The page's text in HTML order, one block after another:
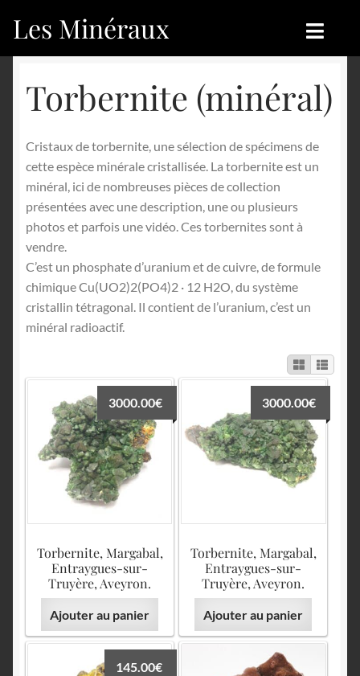
Aller
à
Aller
au
Les Minéraux
Catégories
Nouveautés
Achat
Mon compte
Français
Boutique
Nouveautés
Blog
Achat
Contactez-nous
Sites amis
Torbernite (minéral)
Cristaux de torbernite, une sélection de spécimens de
cette espèce minérale cristallisée. La torbernite est un
minéral, ici de nombreuses pièces de collection
présentées avec une description, une ou plusieurs
photos et parfois une vidéo. Ces torbernites sont à
vendre.
C’est un phosphate d’uranium et de cuivre, de formule
chimique Cu(UO2)2(PO4)2 · 12 H2O, du système
cristallin tétragonal. Il contient de l’uranium, c’est un
minéral radioactif.
Torbernite, Margabal,
Entraygues-sur-
Truyère, Aveyron.
3000.00€
Ajouter au panier
Torbernite, Margabal,
Entraygues-sur-
Truyère, Aveyron.
3000.00€
Ajouter au panier
145.00€